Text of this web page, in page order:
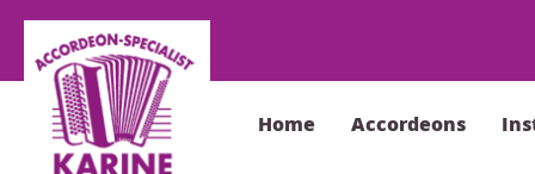
Home Accordeons